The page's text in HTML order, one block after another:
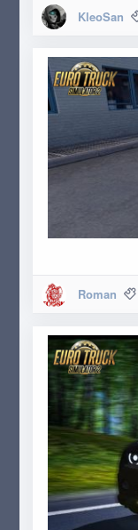
KleoSan
Roman